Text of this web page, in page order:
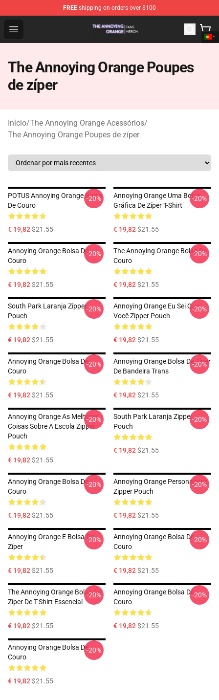
FREE shipping on orders over $100
Open menu
The Annoying Orange Shop - Official The Annoying
The Annoying Orange Poupes
de zíper
Início/The Annoying Orange Acessórios/
The Annoying Orange Poupes de zíper
POTUS Annoying Orange Bolsa
De Couro
€ 19,82$21.55
-20%
Annoying Orange Uma Bolsa
Gráfica De Zíper T-Shirt
€ 19,82$21.55
-20%
Annoying Orange Bolsa De
Couro
€ 19,82$21.55
-20%
The Annoying Orange Bolsa De
Couro
€ 19,82$21.55
-20%
South Park Laranja Zipper
Pouch
€ 19,82$21.55
-20%
Annoying Orange Eu Sei Que
Você Zipper Pouch
€ 19,82$21.55
-20%
Annoying Orange Bolsa De
Couro
€ 19,82$21.55
-20%
Annoying Orange Bolsa De Zíper
De Bandeira Trans
€ 19,82$21.55
-20%
Annoying Orange As Melhores
Coisas Sobre A Escola Zipper
Pouch
€ 19,82$21.55
-20%
South Park Laranja Zipper
Pouch
€ 19,82$21.55
-20%
Annoying Orange Bolsa De
Couro
€ 19,82$21.55
-20%
Annoying Orange Personagens
Zipper Pouch
€ 19,82$21.55
-20%
Annoying Orange E Bolsa De
Zíper
€ 19,82$21.55
-20%
Annoying Orange Bolsa De
Couro
€ 19,82$21.55
-20%
The Annoying Orange Bolsa De
Zíper De T-Shirt Essencial
€ 19,82$21.55
-20%
Annoying Orange Bolsa De
Couro
€ 19,82$21.55
-20%
Annoying Orange Bolsa De
Couro
€ 19,82$21.55
-20%